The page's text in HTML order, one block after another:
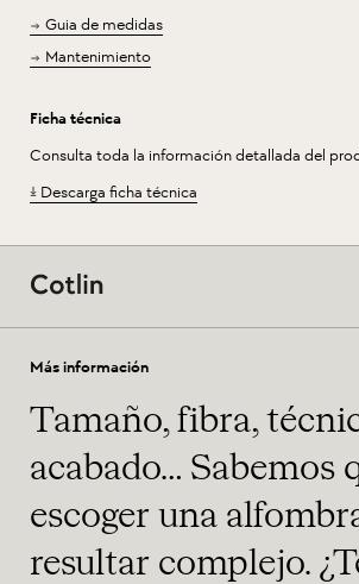
Guia de medidas
Mantenimiento
Ficha técnica
Consulta toda la información detallada del
Descarga ficha técnica
Más información
Tamaño, fibra,
acabado… Sabemos
escoger una
resultar complejo.